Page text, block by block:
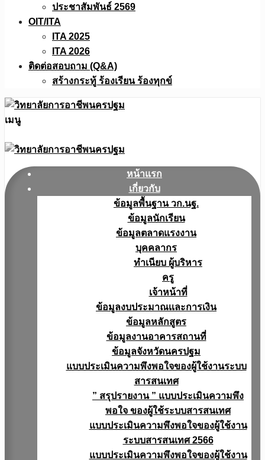
ประชาสัมพันธ์ 2569
OIT/ITA
ITA 2025
ITA 2026
ติดต่อสอบถาม (Q&A)
สร้างกระทู้ ร้องเรียน ร้องทุกข์
เมนู
หน้าแรก
เกี่ยวกับ
ข้อมูลพื้นฐาน วก.นฐ.
ข้อมูลนักเรียน
ข้อมูลตลาดแรงงาน
บุคคลากร
ทำเนียบ ผู้บริหาร
ครู
เจ้าหน้าที่
ข้อมูลงบประมาณเเละการเงิน
ข้อมูลหลักสูตร
ข้อมูลงานอาคารสถานที่
ข้อมูลจังหวัดนครปฐม
แบบประเมินความพึงพอใจของผู้ใช้งานระบบ
สารสนเทศ
” สรุปรายงาน ” แบบประเมินความพึง
พอใจ ของผู้ใช้ระบบสารสนเทศ
แบบประเมินความพึงพอใจของผู้ใช้งาน
ระบบสารสนเทศ 2566
แบบประเมินความพึงพอใจของผู้ใช้งาน